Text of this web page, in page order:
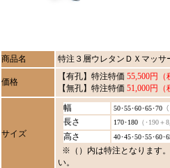
商品名 特注３層ウレタンＤＸマッサ
価格
【有孔】特注特価 55,500円（
【無孔】特注特価 51,000円（
サイズ
幅 50･55･60･65･70
長さ 170･180 （･190＋
高さ 40･45･50･55･60･
※（）内は特注となります
い。